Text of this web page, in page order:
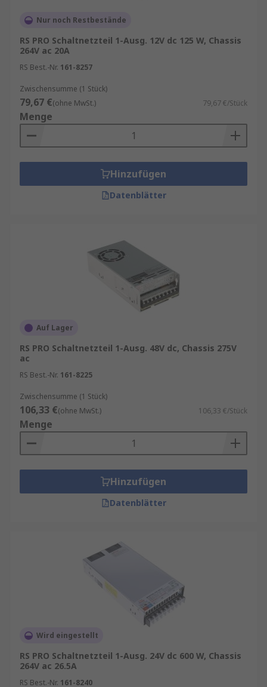
Nur noch Restbestände
RS PRO Schaltnetzteil 1-Ausg. 12V dc 125 W, Chassis
264V ac 20A
RS Best.-Nr. 161-8257
Zwischensumme (1 Stück)
79,67 €(ohne MwSt.) 79,67 €/Stück
Menge
Hinzufügen
Datenblätter
Auf Lager
RS PRO Schaltnetzteil 1-Ausg. 48V dc, Chassis 275V
ac
RS Best.-Nr. 161-8225
Zwischensumme (1 Stück)
106,33 €(ohne MwSt.) 106,33 €/Stück
Menge
Hinzufügen
Datenblätter
Wird eingestellt
RS PRO Schaltnetzteil 1-Ausg. 24V dc 600 W, Chassis
264V ac 26.5A
RS Best.-Nr. 161-8240